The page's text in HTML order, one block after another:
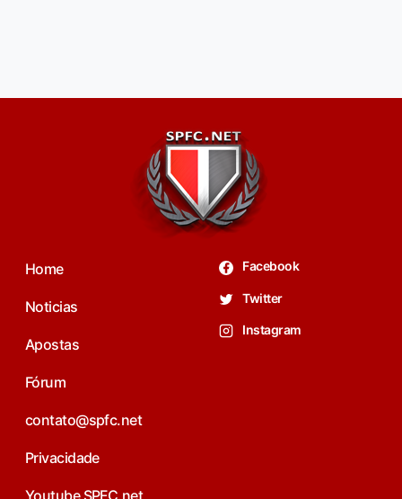
Home
Noticias
Apostas
Fórum
contato@spfc.net
Privacidade
Facebook
Twitter
Instagram